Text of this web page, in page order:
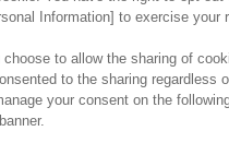
Information] to exercise your
to allow the sharing of
to the sharing regardless
your consent on the